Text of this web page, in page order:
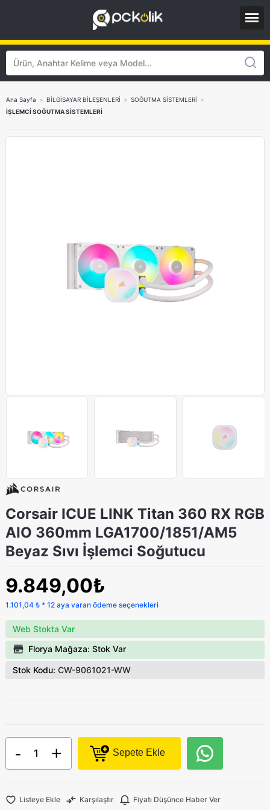
Ana Sayfa > BİLGİSAYAR BİLEŞENLERİ > SOĞUTMA SİSTEMLERİ >
İŞLEMCİ SOĞUTMA SİSTEMLERİ
Corsair ICUE LINK Titan 360 RX RGB
AIO 360mm LGA1700/1851/AM5
Beyaz Sıvı İşlemci Soğutucu
9.849,00₺
1.101,04 ₺ * 12 aya varan ödeme seçenekleri
Web Stokta Var
Florya Mağaza: Stok Var
Stok Kodu: CW-9061021-WW
- + Sepete Ekle
Listeye Ekle Karşılaştır Fiyatı Düşünce Haber Ver